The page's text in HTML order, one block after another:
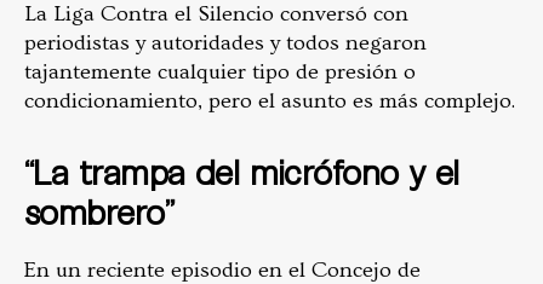
La Liga Contra el Silencio conversó con
periodistas y autoridades y todos negaron
tajantemente cualquier tipo de presión o
condicionamiento, pero el asunto es más complejo.
“La trampa del micrófono y el
sombrero”
En un reciente episodio en el Concejo de